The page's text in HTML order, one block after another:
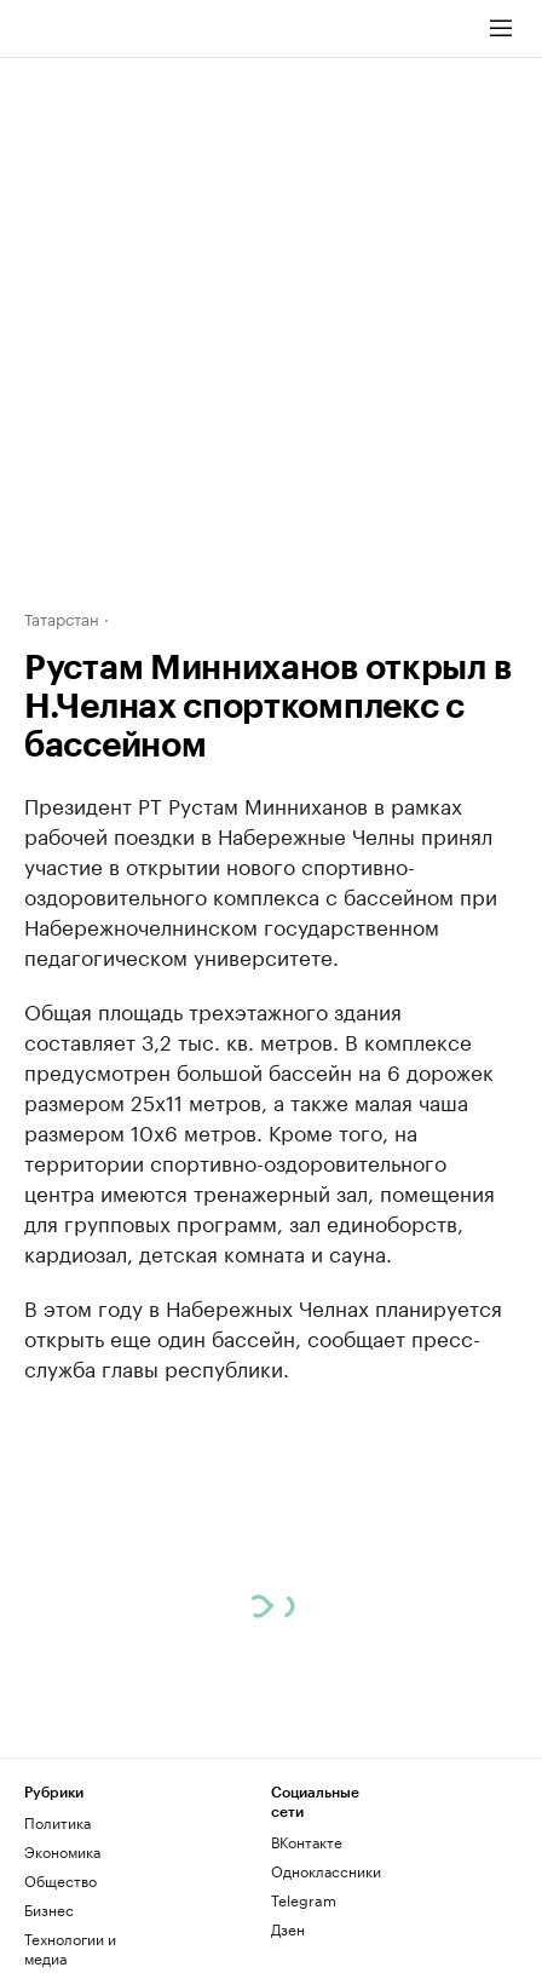
Татарстан
Рустам Минниханов открыл в
Н.Челнах спорткомплекс с
бассейном
Президент РТ Рустам Минниханов в рамках
рабочей поездки в Набережные Челны принял
участие в открытии нового спортивно-
оздоровительного комплекса с бассейном при
Набережночелнинском государственном
педагогическом университете.
Общая площадь трехэтажного здания
составляет 3,2 тыс. кв. метров. В комплексе
предусмотрен большой бассейн на 6 дорожек
размером 25х11 метров, а также малая чаша
размером 10х6 метров. Кроме того, на
территории спортивно-оздоровительного
центра имеются тренажерный зал, помещения
для групповых программ, зал единоборств,
кардиозал, детская комната и сауна.
В этом году в Набережных Челнах планируется
открыть еще один бассейн, сообщает пресс-
служба главы республики.
Рубрики
Политика
Экономика
Общество
Бизнес
Технологии и
медиа
Социальные
сети
ВКонтакте
Одноклассники
Telegram
Дзен